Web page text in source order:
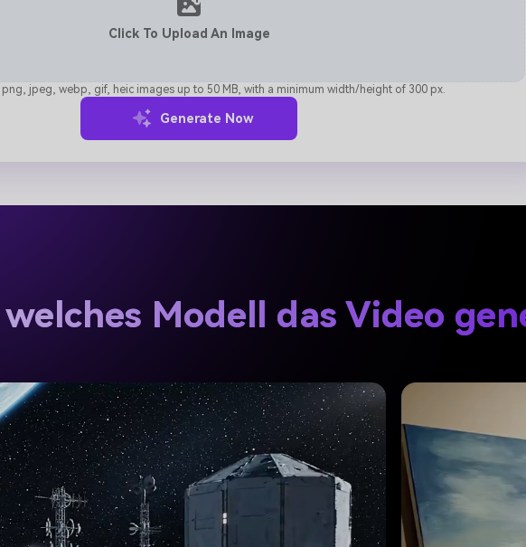
Click To Upload An Image
jpeg, webp, gif, heic images up to 50 MB, with a minimum width/height of 300 px.
Generate Now
Modell das Video